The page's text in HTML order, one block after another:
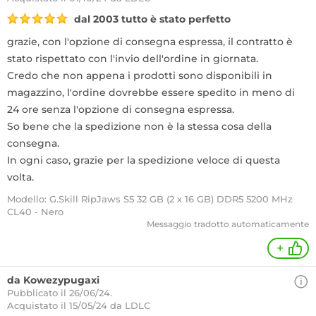
dal 2003 tutto è stato perfetto
grazie, con l'opzione di consegna espressa, il contratto è
stato rispettato con l'invio dell'ordine in giornata.
Credo che non appena i prodotti sono disponibili in
magazzino, l'ordine dovrebbe essere spedito in meno di
24 ore senza l'opzione di consegna espressa.
So bene che la spedizione non è la stessa cosa della
consegna.
In ogni caso, grazie per la spedizione veloce di questa
volta.
Modello: G.Skill RipJaws S5 32 GB (2 x 16 GB) DDR5 5200 MHz
CL40 - Nero
Messaggio tradotto automaticamente
+
da Kowezypugaxi
Pubblicato il 26/06/24.
Acquistato il 15/05/24 da LDLC